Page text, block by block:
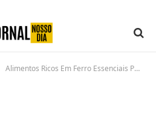
Alimentos Ricos Em Ferro Essenciais Para Prevenir A Anemia